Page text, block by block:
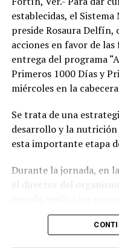
establecidas, el
preside Rosaura
acciones en favor de
entrega del programa
Primeros 1000 Días y
miércoles en la
Se trata de una
desarrollo y la nutrición
esta importante etapa
Durante la jornada, en
el director del
para supervisar las
de Plan Alimentario,